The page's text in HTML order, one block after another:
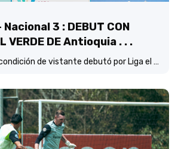
3 : DEBUT CON
VERDE DE Antioquia . . .
Con goleada y en condición de vistante debutó por Liga el verde de Lucas González frente a Jaguares de Córdoba.